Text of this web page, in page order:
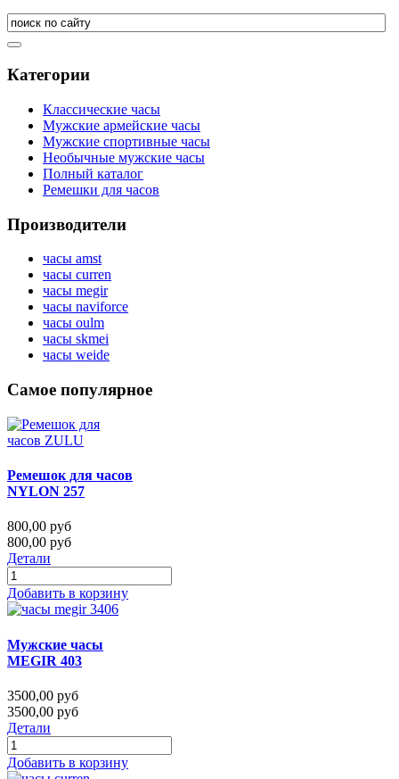
Категории
Классические часы
Мужские армейские часы
Мужские спортивные часы
Необычные мужские часы
Полный каталог
Ремешки для часов
Производители
часы amst
часы curren
часы megir
часы naviforce
часы oulm
часы skmei
часы weide
Самое популярное
Ремешок для часов
NYLON 257
800,00 руб
800,00 руб
Детали
Добавить в корзину
Мужские часы
MEGIR 403
3500,00 руб
3500,00 руб
Детали
Добавить в корзину